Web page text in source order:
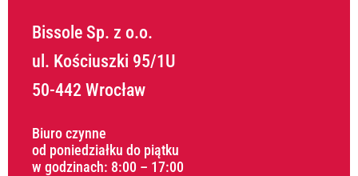
Bissole Sp. z o.o.
ul. Kościuszki 95/1U
50-442 Wrocław
Biuro czynne
od poniedziałku do piątku
w godzinach: 8:00 – 17:00